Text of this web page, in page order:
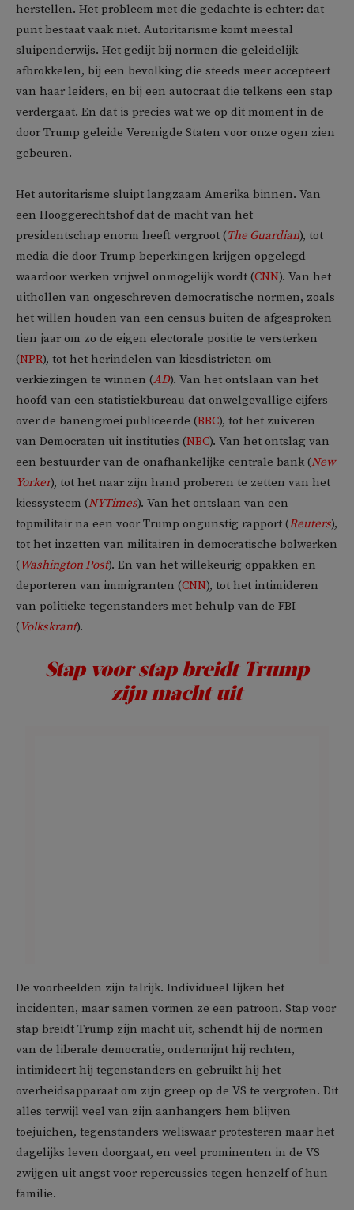
herstellen. Het probleem met die gedachte is echter: dat
punt bestaat vaak niet. Autoritarisme komt meestal
sluipenderwijs. Het gedijt bij normen die geleidelijk
afbrokkelen, bij een bevolking die steeds meer accepteert
van haar leiders, en bij een autocraat die telkens een stap
verdergaat. En dat is precies wat we op dit moment in de
door Trump geleide Verenigde Staten voor onze ogen zien
gebeuren.
Het autoritarisme sluipt langzaam Amerika binnen. Van
een Hooggerechtshof dat de macht van het
presidentschap enorm heeft vergroot (The Guardian), tot
media die door Trump beperkingen krijgen opgelegd
waardoor werken vrijwel onmogelijk wordt (CNN). Van het
uithollen van ongeschreven democratische normen, zoals
het willen houden van een census buiten de afgesproken
tien jaar om zo de eigen electorale positie te versterken
(NPR), tot het herindelen van kiesdistricten om
verkiezingen te winnen (AD). Van het ontslaan van het
hoofd van een statistiekbureau dat onwelgevallige cijfers
over de banengroei publiceerde (BBC), tot het zuiveren
van Democraten uit instituties (NBC). Van het ontslag van
een bestuurder van de onafhankelijke centrale bank (New
Yorker), tot het naar zijn hand proberen te zetten van het
kiessysteem (NYTimes). Van het ontslaan van een
topmilitair na een voor Trump ongunstig rapport (Reuters),
tot het inzetten van militairen in democratische bolwerken
(Washington Post). En van het willekeurig oppakken en
deporteren van immigranten (CNN), tot het intimideren
van politieke tegenstanders met behulp van de FBI
(Volkskrant).
Stap voor stap breidt Trump
zijn macht uit
De voorbeelden zijn talrijk. Individueel lijken het
incidenten, maar samen vormen ze een patroon. Stap voor
stap breidt Trump zijn macht uit, schendt hij de normen
van de liberale democratie, ondermijnt hij rechten,
intimideert hij tegenstanders en gebruikt hij het
overheidsapparaat om zijn greep op de VS te vergroten. Dit
alles terwijl veel van zijn aanhangers hem blijven
toejuichen, tegenstanders weliswaar protesteren maar het
dagelijks leven doorgaat, en veel prominenten in de VS
zwijgen uit angst voor repercussies tegen henzelf of hun
familie.